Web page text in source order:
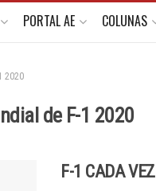
PORTAL AE COLUNAS
2020
de F-1 2020
F-1 CADA